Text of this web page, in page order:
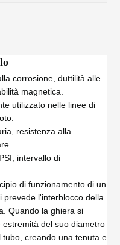
corrosione, duttilità alle
magnetica.
utilizzato nelle linee di
resistenza alla
intervallo di
di funzionamento di un
prevede l'interblocco della
Quando la ghiera si
del suo diametro
creando una tenuta e